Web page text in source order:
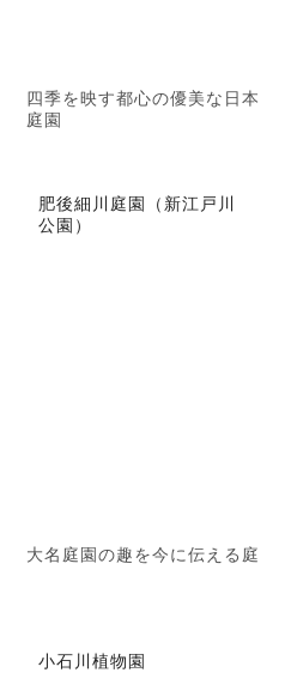
四季を映す都心の優美な日本
庭園
肥後細川庭園（新江戸川
公園）
大名庭園の趣を今に伝える庭
小石川植物園